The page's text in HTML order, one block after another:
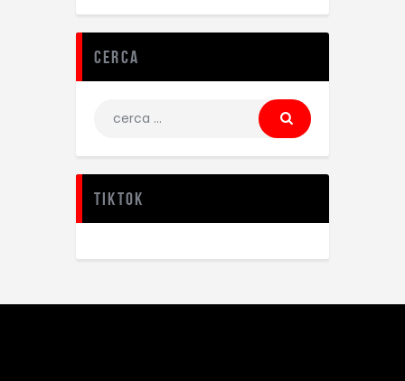
Cerca
TikTok